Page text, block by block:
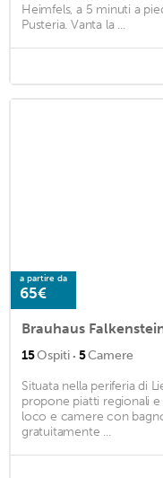
Heimfels, a 5 minuti a
Pusteria. Vanta la ...
a partire da
65€
Brauhaus
15Ospiti · 5Camere
Situata nella periferia di
propone piatti regionali
loco e camere con
gratuitamente ...